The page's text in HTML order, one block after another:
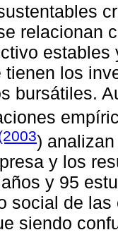
relacionan
tienen los
bursátiles.
)
y los
y 95
social de
siendo